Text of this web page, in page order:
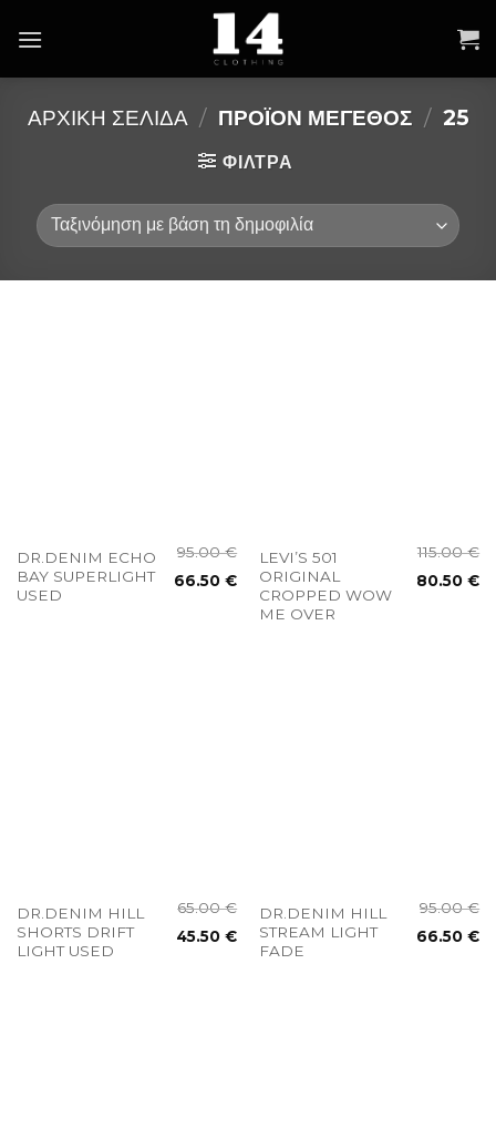
ΑΡΧΙΚΉ ΣΕΛΊΔΑ / ΠΡΟΪΌΝ ΜΕΓΕΘΟΣ / 25
ΦΙΛΤΡΑ
DR.DENIM ECHO
BAY SUPERLIGHT
USED
95.00€
66.50€
LEVI’S 501
ORIGINAL
CROPPED WOW
ME OVER
115.00€
80.50€
DR.DENIM HILL
SHORTS DRIFT
LIGHT USED
65.00€
45.50€
DR.DENIM HILL
STREAM LIGHT
FADE
95.00€
66.50€